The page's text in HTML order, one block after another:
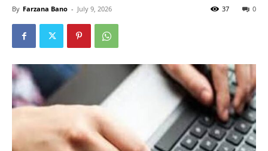
By Farzana Bano - July 9, 2026 0
37